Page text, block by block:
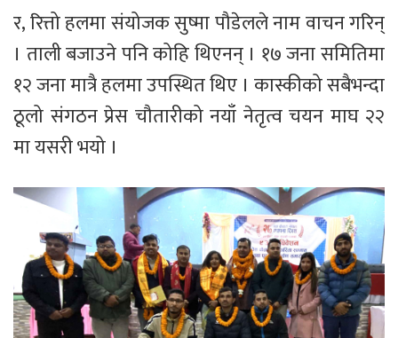
र, रित्तो हलमा संयोजक सुष्मा पौडेलले नाम वाचन गरिन्
। ताली बजाउने पनि कोहि थिएनन् । १७ जना समितिमा
१२ जना मात्रै हलमा उपस्थित थिए । कास्कीको सबैभन्दा
ठूलो संगठन प्रेस चौतारीको नयाँ नेतृत्व चयन माघ २२
मा यसरी भयो ।